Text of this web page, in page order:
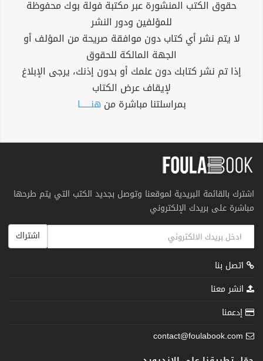
حقوق الكتب المنشورة عبر مكتبة فولة بوك محفوظة
للمؤلفين ودور النشر
لا يتم نشر أي كتاب دون موافقة صريحة من المؤلف أو
الجهة المالكة للحقوق
إذا تم نشر كتابك دون علمك أو بدون إذنك، يرجى الإبلاغ
لإيقاف عرض الكتاب
بمراسلتنا مباشرة من هنــــــا
اشترك بالقائمة البريدية لموقعنا وتوصل بجديد الكتب التي يتم طرحها
مباشرة على بريدك الإلكتروني
اشتراك
اتصل بنا
انشر معنا
إدعمنا
contact@foulabook.com